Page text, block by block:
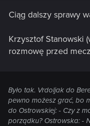
Ciąg dalszy sprawy
Krzysztof Stanowski
rozmowę przed
Było tak. Vrdoljak do
pewno możesz grać, bo
do Ostrowskiej: - Czy z
porządku? Ostrowska: -